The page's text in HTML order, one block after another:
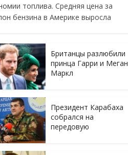
топлива. Средняя цена за
бензина в Америке выросла
Британцы разлюбили
принца Гарри и Меган
Маркл
Президент Карабаха
собрался на
передовую